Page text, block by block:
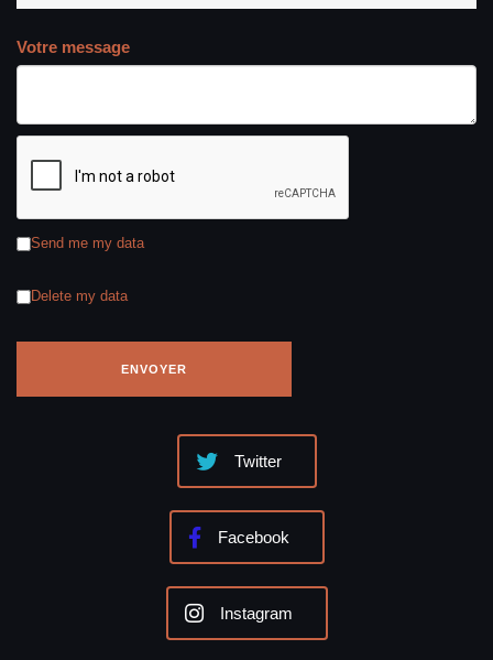
Votre message
Send me my data
Delete my data
Twitter
Facebook
Instagram